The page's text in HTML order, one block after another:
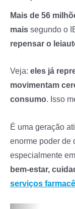
Mais de 56
mais segundo o
repensar o
Veja: eles já
movimentam
consumo. Isso
É uma geração
enorme poder de
especialmente em
bem-estar,
serviços